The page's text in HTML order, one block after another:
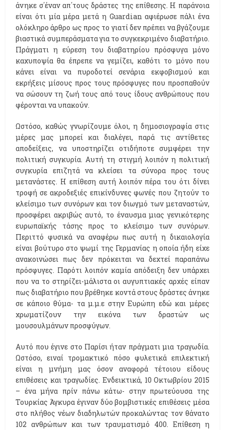
άνηκε σ΄έναν απ΄τους δράστες της επίθεσης. Η παράνοια
είναι ότι μία μέρα μετά η Guardian αφιέρωσε πάλι ένα
ολόκληρο άρθρο ως προς το γιατί δεν πρέπει να βγάζουμε
βιαστικά συμπεράσματα για το συγκεκριμένο διαβατήριο.
Πράγματι η εύρεση του διαβατηρίου πρόσφυγα μόνο
καχυποψία θα έπρεπε να γεμίζει, καθότι το μόνο που
κάνει είναι να πυροδοτεί σενάρια εκφοβισμού και
εκρήξεις μίσους προς τους πρόσφυγες που προσπαθούν
να σώσουν τη ζωή τους από τους ίδους ανθρώπους που
φέρονται να υπακούν.
Ωστόσο, καθώς γνωρίζουμε όλοι, η δημοσιογραφία στις
μέρες μας μπορεί και διαλέγει, παρά τις αντίθετες
αποδείξεις, να υποστηρίζει οτιδήποτε συμφέρει την
πολιτική συγκυρία. Αυτή τη στιγμή λοιπόν η πολιτική
συγκυρία επιζητά να κλείσει τα σύνορα προς τους
μετανάστες. Η επίθεση αυτή λοιπόν πέρα του ότι δίνει
τροφή σε ακροδεξιές επικίνδυνες φωνές που ζητούν το
κλείσιμο των συνόρων και τον διωγμό των μεταναστών,
προσφέρει ακριβώς αυτό, το έναυσμα μιας γενικότερης
ευρωπαϊκής τάσης προς το κλείσιμο των συνόρων.
Περιττό φυσικά να αναφέρω πως αυτή η δικαιολογία
είναι βούτυρο στο ψωμί της Γερμανίας η οποία ήδη είχε
ανακοινώσει πως δεν πρόκειται να δεχτεί παραπάνω
πρόσφυγες. Παρότι λοιπόν καμία απόδειξη δεν υπάρχει
που να το στηρίζει-μάλιστα οι αυγυπτιακές αρχές είπαν
πως διαβατήριο που βρέθηκε κοντά στους δράστες άνηκε
σε κάποιο θύμα- τα μ.μ.ε στην Ευρώπη εδώ και μέρες
χρωματίζουν την εικόνα των δραστών ως
μουσουλμάνων προσφύγων.
Αυτό που έγινε στο Παρίσι ήταν πράγματι μια τραγωδία.
Ωστόσο, ειναί τρομακτικό πόσο φυλετικά επιλεκτική
είναι η μνήμη μας όσον αναφορά τέτοιου είδους
επιθέσεις και τραγωδίες. Ενδεικτικά, 10 Οκτωβρίου 2015
– ένα μήνα πρίν πάνω κάτω- στην πρωτεύουσα της
Τουρκίας Άγκυρα έγιναν δύο βομβιστικές επιθέσεις μέσα
στο πλήθος νέων διαδηλωτών προκαλώντας τον θάνατο
102 ανθρώπων και των τραυματισμό 400. Επίθεση η